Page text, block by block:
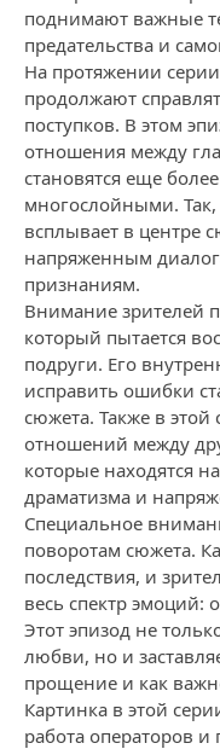
поднимают важные
предательства и
На протяжении
продолжают
поступков. В этом
отношения между
становятся еще
многослойными. Так,
всплывает в центре
напряженным
признаниям.
Внимание зрителей
который пытается
подруги. Его
исправить ошибки
сюжета. Также в
отношений между
которые находятся
драматизма и
Специальное
поворотам сюжета.
последствия, и
весь спектр эмоций:
Этот эпизод не
любви, но и
прощение и как
Картинка в этой
работа операторов